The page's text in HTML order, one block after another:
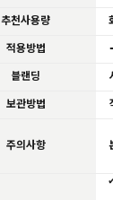
추천사용량
적용방법
블랜딩
보관방법
주의사항